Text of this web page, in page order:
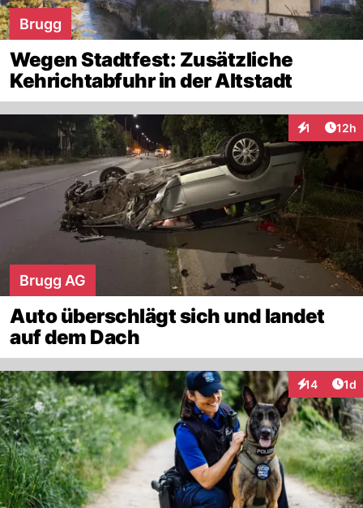
Brugg
Wegen Stadtfest: Zusätzliche
Kehrichtabfuhr in der Altstadt
1 12h
Brugg AG
Auto überschlägt sich und landet
auf dem Dach
14 1d